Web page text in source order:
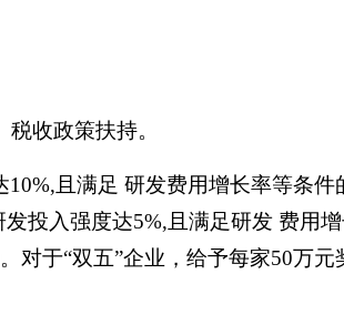
收政策扶持。
且满足 研发费用增长率等条
投入强度达5%,且满足研发 费用
对于“双五”企业，给予每家50万元